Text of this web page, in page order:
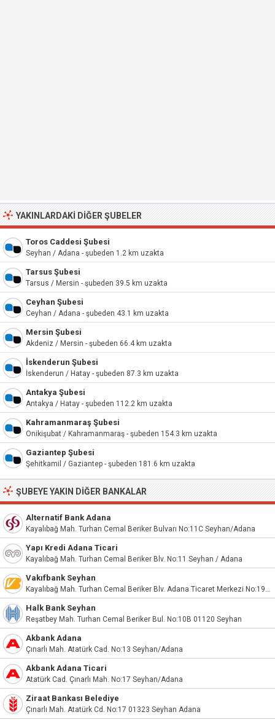
YAKINLARDAKI DIĞER ŞUBELER
Toros Caddesi Şubesi
Seyhan / Adana - şubeden 1.2 km uzakta
Tarsus Şubesi
Tarsus / Mersin - şubeden 39.5 km uzakta
Ceyhan Şubesi
Ceyhan / Adana - şubeden 43.1 km uzakta
Mersin Şubesi
Akdeniz / Mersin - şubeden 66.4 km uzakta
İskenderun Şubesi
İskenderun / Hatay - şubeden 87.3 km uzakta
Antakya Şubesi
Antakya / Hatay - şubeden 112.2 km uzakta
Kahramanmaraş Şubesi
Onikişubat / Kahramanmaraş - şubeden 154.3 km uzakta
Gaziantep Şubesi
Şehitkamil / Gaziantep - şubeden 181.6 km uzakta
ŞUBEYE YAKIN DIĞER BANKALAR
Alternatif Bank Adana
Kayalıbağ Mah. Turhan Cemal Beriker Bulvarı No:11C Seyhan/Adana
Yapı Kredi Adana Ticari
Kayalıbağ Mah. Turhan Cemal Beriker Blv. No:11 Seyhan / Adana
Vakıfbank Seyhan
Kayalıbağ Mah. Turhan Cemal Beriker Blv. Adana Ticaret Merkezi No:19/A Seyhan/Adana
Halk Bank Seyhan
Reşatbey Mah. Turhan Cemal Beriker Bul. No:10B 01120 Seyhan
Akbank Adana
Çınarlı Mah. Atatürk Cad. No:13 Seyhan/Adana
Akbank Adana Ticari
Atatürk Cad. Çınarlı Mah. No:17 Seyhan/Adana
Ziraat Bankası Belediye
Çınarlı Mah. Atatürk Cd. No:17 01323 Seyhan Adana